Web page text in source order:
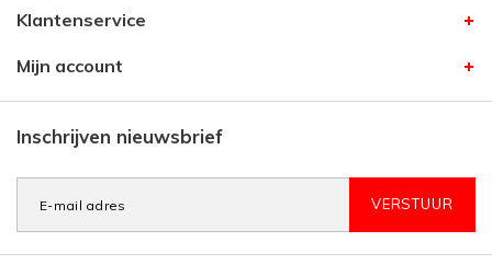
Klantenservice
Mijn account
Inschrijven nieuwsbrief
VERSTUUR